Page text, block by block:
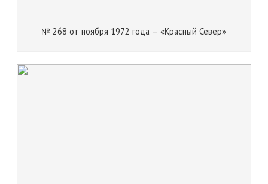
№ 268 от ноября 1972 года — «Красный Север»